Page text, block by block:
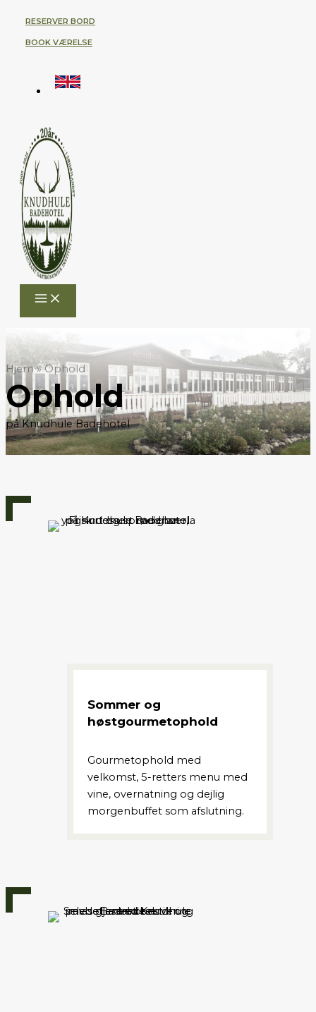
indholdet
RESERVER BORD
BOOK VÆRELSE
Hjem»Ophold
Ophold
på Knudhule Badehotel
Sommer og
høstgourmetophold
Gourmetophold med
velkomst, 5-retters menu med
vine, overnatning og dejlig
morgenbuffet som afslutning.